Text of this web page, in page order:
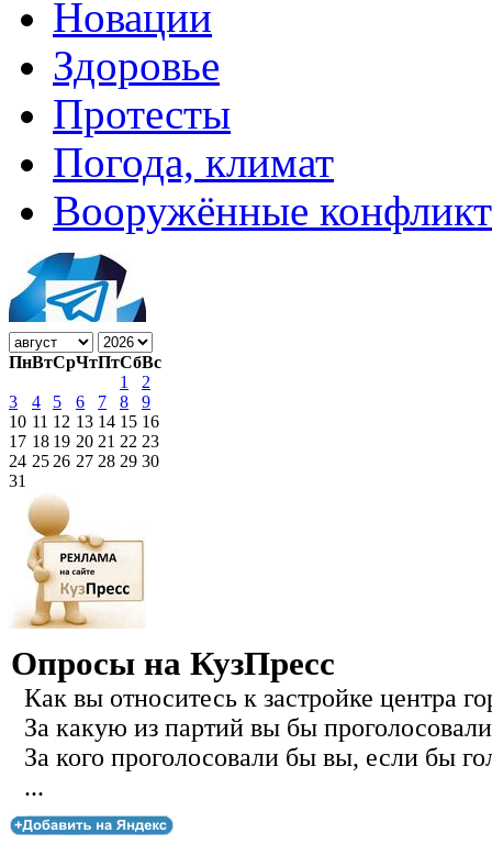
Новации
Здоровье
Протесты
Погода, климат
Вооружённые
ПнВтСрЧтПтСбВс
1
2
3
4 5 6 7 8
9
10 11 12 13 14 15 16
17 18 19 20 21 22 23
24 25 26 27 28 29 30
31
Опросы на КузПресс
Как вы относитесь к застройке центра
За какую из партий вы бы
За кого проголосовали бы вы, если бы
...